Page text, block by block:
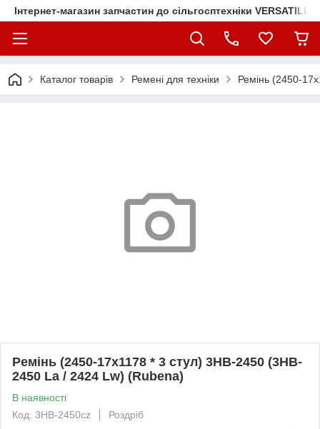
Інтернет-магазин запчастин до сільгосптехніки VERSATILE
Каталог товарів Ремені для техніки Ремінь (2450-
Ремінь (2450-17х1178 * 3 стул) 3HB-2450 (3HB-
2450 La / 2424 Lw) (Rubena)
В наявності
Код: 3НВ-2450cz
Роздріб